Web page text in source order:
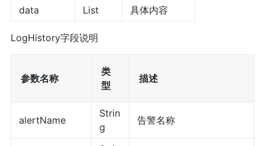
data
List 具体内容
LogHistory字段说明
参数名称
类
型
描述
alertName
Strin
g
告警名称